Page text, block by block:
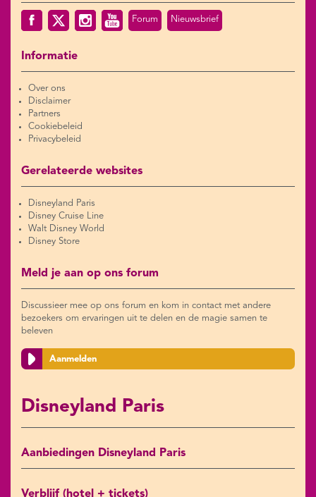
Forum Nieuwsbrief
Informatie
Over ons
Disclaimer
Partners
Cookiebeleid
Privacybeleid
Gerelateerde websites
Disneyland Paris
Disney Cruise Line
Walt Disney World
Disney Store
Meld je aan op ons forum
Discussieer mee op ons forum en kom in contact met andere
bezoekers om ervaringen uit te delen en de magie samen te
beleven
Aanmelden
Disneyland Paris
Aanbiedingen Disneyland Paris
Verblijf (hotel + tickets)